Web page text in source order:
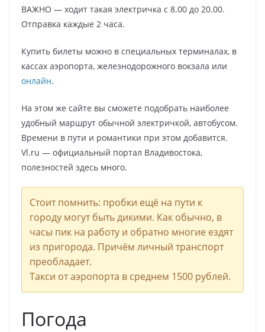
ВАЖНО — ходит такая электричка с 8.00 до 20.00.
Отправка каждые 2 часа.
Купить билеты можно в специальных терминалах, в
кассах аэропорта, железнодорожного вокзала или
онлайн.
На этом же сайте вы сможете подобрать наиболее
удобный маршрут обычной электричкой, автобусом.
Времени в пути и романтики при этом добавится.
Vl.ru — официальный портал Владивостока,
полезностей здесь много.
Стоит помнить: пробки ещё на пути к
городу могут быть дикими. Как обычно, в
часы пик на работу и обратно многие ездят
из пригорода. Причём личный транспорт
преобладает.
Такси от аэропорта в среднем 1500 рублей.
Погода